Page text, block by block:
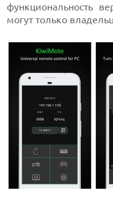
функциональность
могут только